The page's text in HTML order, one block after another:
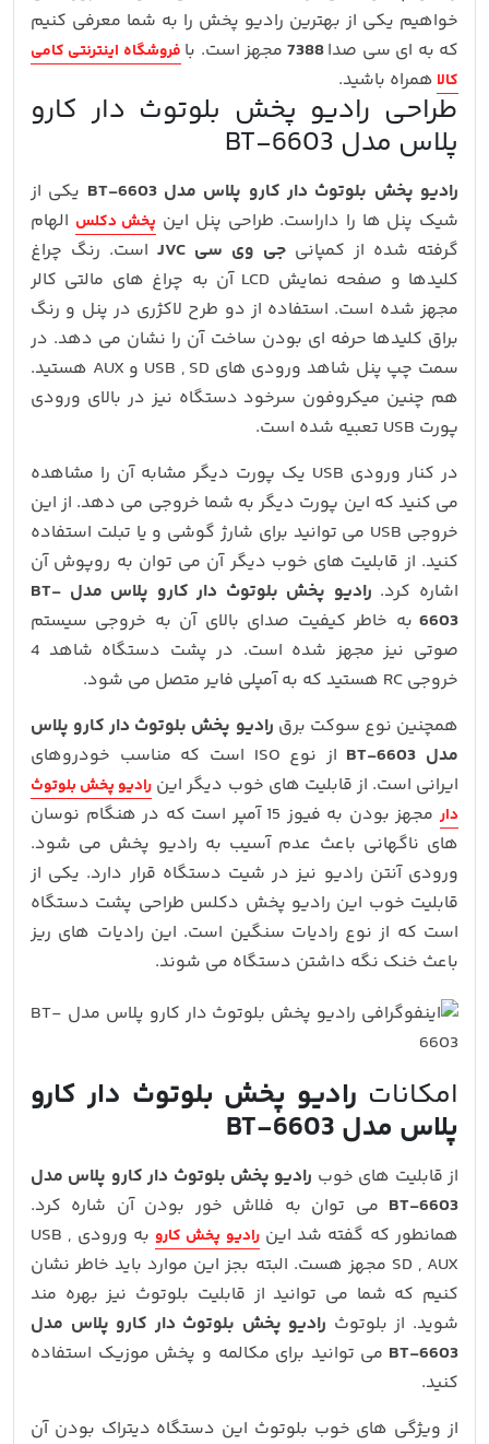
خواهیم یکی از بهترین رادیو پخش را به شما معرفی کنیم
که به ای سی صدا7388 مجهز است. با فروشگاه اینترنتی کامی
کالا همراه باشید.
طراحی رادیو پخش بلوتوث دار کارو
پلاس مدل BT-6603
رادیو پخش بلوتوث دار کارو پلاس مدل BT-6603
یکی از
شیک پنل ها را داراست. طراحی پنل این پخش دکلس الهام
گرفته شده از کمپانی جی وی سی JVC
است. رنگ چراغ
کلیدها و صفحه نمایش LCD آن به چراغ های مالتی کالر
مجهز شده است. استفاده از دو طرح لاکژری در پنل و رنگ
براق کلیدها حرفه ای بودن ساخت آن را نشان می دهد. در
سمت چپ پنل شاهد ورودی های USB , SD و AUX هستید.
هم چنین میکروفون سرخود دستگاه نیز در بالای ورودی
پورت USB تعبیه شده است.
در کنار ورودی USB یک پورت دیگر مشابه آن را مشاهده
می کنید که این پورت دیگر به شما خروجی می دهد. از این
خروجی USB می توانید برای شارژ گوشی و یا تبلت استفاده
کنید. از قابلیت های خوب دیگر آن می توان به روپوش آن
اشاره کرد.
رادیو پخش بلوتوث دار کارو پلاس مدل BT-
6603 به خاطر کیفیت صدای بالای آن به خروجی سیستم
صوتی نیز مجهز شده است. در پشت دستگاه شاهد 4
خروجی RC هستید که به آمپلی فایر متصل می شود.
همچنین نوع سوکت برق رادیو پخش بلوتوث دار کارو پلاس
مدل BT-6603
از نوع ISO است که مناسب خودروهای
ایرانی است. از قابلیت های خوب دیگر این رادیو پخش بلوتوث
دار
مجهز بودن به فیوز 15 آمپر است که در هنگام نوسان
های ناگهانی باعث عدم آسیب به رادیو پخش می شود.
ورودی آنتن رادیو نیز در شیت دستگاه قرار دارد. یکی از
قابلیت خوب این رادیو پخش دکلس طراحی پشت دستگاه
است که از نوع رادیات سنگین است. این رادیات های ریز
باعث خنک نگه داشتن دستگاه می شوند.
امکانات رادیو پخش بلوتوث دار کارو
پلاس مدل BT-6603
از قابلیت های خوب رادیو پخش بلوتوث دار کارو پلاس مدل
BT-6603 می توان به فلاش خور بودن آن شاره کرد.
همانطور که گفته شد اینرادیو پخش کارو
به ورودی USB ,
SD , AUX مجهز هست. البته بجز این موارد باید خاطر نشان
کنیم که شما می توانید از قابلیت بلوتوث نیز بهره مند
شوید. از بلوتوث رادیو پخش بلوتوث دار کارو پلاس مدل
BT-6603 می توانید برای مکالمه و پخش موزیک استفاده
کنید.
از ویژگی های خوب بلوتوث این دستگاه دیتراک بودن آن